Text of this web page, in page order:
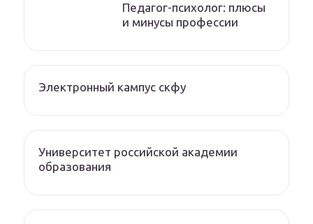
Педагог-психолог: плюсы
и минусы профессии
Электронный кампус скфу
Университет российской академии
образования